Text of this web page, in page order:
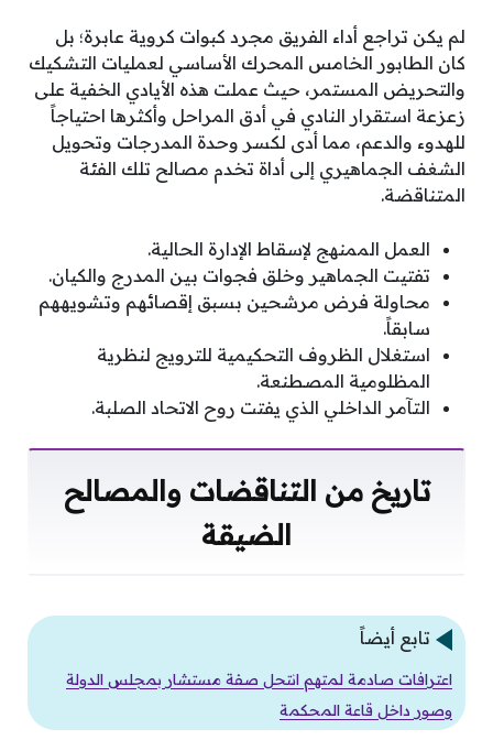
لم يكن تراجع أداء الفريق مجرد كبوات كروية عابرة؛ بل
كان الطابور الخامس المحرك الأساسي لعمليات التشكيك
والتحريض المستمر، حيث عملت هذه الأيادي الخفية على
زعزعة استقرار النادي في أدق المراحل وأكثرها احتياجاً
للهدوء والدعم، مما أدى لكسر وحدة المدرجات وتحويل
الشغف الجماهيري إلى أداة تخدم مصالح تلك الفئة
المتناقضة.
العمل الممنهج لإسقاط الإدارة الحالية.
تفتيت الجماهير وخلق فجوات بين المدرج والكيان.
محاولة فرض مرشحين بسبق إقصائهم وتشويههم
سابقاً.
استغلال الظروف التحكيمية للترويج لنظرية
المظلومية المصطنعة.
التآمر الداخلي الذي يفتت روح الاتحاد الصلبة.
تاريخ من التناقضات والمصالح
الضيقة
تابع أيضاً
اعترافات صادمة لمتهم انتحل صفة مستشار بمجلس الدولة
وصور داخل قاعة المحكمة